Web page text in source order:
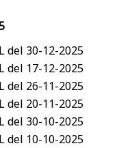
del 30-12-2025
del 17-12-2025
del 26-11-2025
del 20-11-2025
del 30-10-2025
del 10-10-2025